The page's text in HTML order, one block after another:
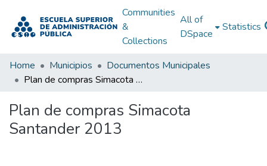
Communities
&
Collections
All of
DSpace
Statistics
Home Municipios
Documentos Municipales
Plan de compras Simacota Santander 2013
Plan de compras Simacota
Santander 2013